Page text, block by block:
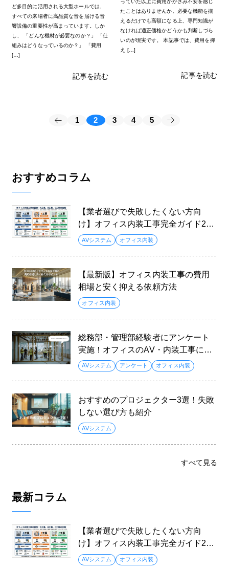
ど多目的に活用される大型ホールでは、
すべての来場者に高品質な音を届ける音
響設備の重要性が高まっています。しか
し、 「どんな機材が必要なのか？」 「仕
組みはどうなっているのか？」 「費用
[…]
記事を読む
っていた以上に費用がかさみ不安を感じ
たことはありませんか。必要な機能を揃
えるだけでも高額になる上、専門知識が
なければ適正価格かどうかも判断しづら
いのが現実です。 本記事では、費用を抑
え […]
記事を読む
1 2 3 4 5
おすすめコラム
【業者選びで失敗したくない方向
け】オフィス内装工事完全ガイド202
6AVシステム オフィス内装
【最新版】オフィス内装工事の費用
相場と安く抑える依頼方法
オフィス内装
総務部・管理部経験者にアンケート
実施！オフィスのAV・内装工事に関
するニーズと課題とは？
AVシステム アンケート オフィス内装
おすすめのプロジェクター3選！失敗
しない選び方も紹介
AVシステム
すべて見る
最新コラム
【業者選びで失敗したくない方向
け】オフィス内装工事完全ガイド202
6AVシステム オフィス内装